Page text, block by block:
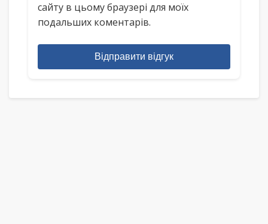
сайту в цьому браузері для моїх
подальших коментарів.
Відправити відгук